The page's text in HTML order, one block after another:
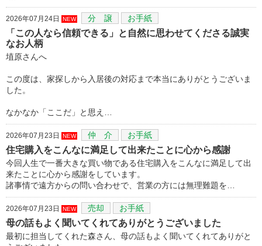
2026年07月24日 NEW 分 譲 お手紙
「この人なら信頼できる」と自然に思わせてくださる誠実
なお人柄
埴原さんへ
この度は、家探しから入居後の対応まで本当にありがとうございま
した。
なかなか「ここだ」と思え…
2026年07月23日 NEW 仲 介 お手紙
住宅購入をこんなに満足して出来たことに心から感謝
今回人生で一番大きな買い物である住宅購入をこんなに満足して出
来たことに心から感謝をしています。
諸事情で遠方からの問い合わせで、営業の方には無理難題を…
2026年07月23日 NEW 売却 お手紙
母の話もよく聞いてくれてありがとうございました
最初に担当してくれた森さん、母の話もよく聞いてくれてありがと